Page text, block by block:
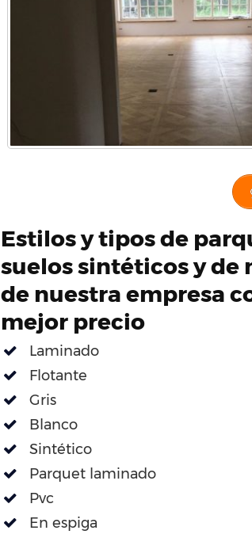
Estilos y tipos de
suelos sintéticos y de
de nuestra empresa
mejor precio
Laminado
Flotante
Gris
Blanco
Sintético
Parquet laminado
Pvc
En espiga